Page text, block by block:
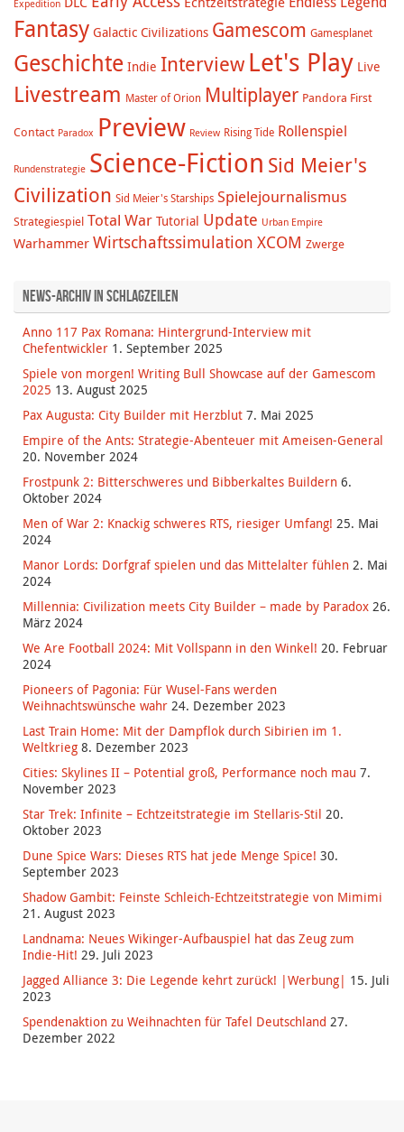
Expedition
Fantasy Galactic Civilizations Gamescom Gamesplanet
Geschichte Indie Interview Let's Play Live
Livestream Master of Orion Multiplayer Pandora First
Contact Paradox Preview Review Rising Tide Rollenspiel
Rundenstrategie Science-Fiction Sid Meier's
Civilization Sid Meier's Starships Spielejournalismus
Strategiespiel Total War Tutorial Update Urban Empire
Warhammer Wirtschaftssimulation XCOM Zwerge
News-Archiv in Schlagzeilen
Anno 117 Pax Romana: Hintergrund-Interview mit
Chefentwickler 1. September 2025
Spiele von morgen! Writing Bull Showcase auf der Gamescom
2025 13. August 2025
Pax Augusta: City Builder mit Herzblut 7. Mai 2025
Empire of the Ants: Strategie-Abenteuer mit Ameisen-General
20. November 2024
Frostpunk 2: Bitterschweres und Bibberkaltes Buildern 6.
Oktober 2024
Men of War 2: Knackig schweres RTS, riesiger Umfang! 25. Mai
2024
Manor Lords: Dorfgraf spielen und das Mittelalter fühlen 2. Mai
2024
Millennia: Civilization meets City Builder – made by Paradox 26.
März 2024
We Are Football 2024: Mit Vollspann in den Winkel! 20. Februar
2024
Pioneers of Pagonia: Für Wusel-Fans werden
Weihnachtswünsche wahr 24. Dezember 2023
Last Train Home: Mit der Dampflok durch Sibirien im 1.
Weltkrieg 8. Dezember 2023
Cities: Skylines II – Potential groß, Performance noch mau 7.
November 2023
Star Trek: Infinite – Echtzeitstrategie im Stellaris-Stil 20.
Oktober 2023
Dune Spice Wars: Dieses RTS hat jede Menge Spice! 30.
September 2023
Shadow Gambit: Feinste Schleich-Echtzeitstrategie von Mimimi
21. August 2023
Landnama: Neues Wikinger-Aufbauspiel hat das Zeug zum
Indie-Hit! 29. Juli 2023
Jagged Alliance 3: Die Legende kehrt zurück! |Werbung| 15. Juli
2023
Spendenaktion zu Weihnachten für Tafel Deutschland 27.
Dezember 2022